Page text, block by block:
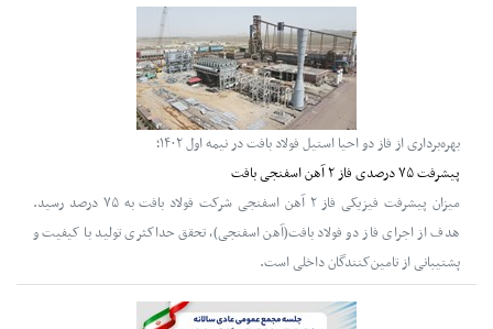
بهره‌برداری از فاز دو احیا استیل فولاد بافت در نیمه‌ اول ۱۴۰۲؛
پیشرفت ۷۵ درصدی فاز ۲ آهن اسفنجی بافت
میزان پیشرفت فیزیکی فاز ۲ آهن اسفنجی شرکت فولاد بافت به ۷۵ درصد رسید.
هدف از اجرای فاز دو فولاد بافت(آهن اسفنجی)، تحقق حداکثری تولید با کیفیت و
پشتیبانی از تامین‌کنندگان داخلی است.